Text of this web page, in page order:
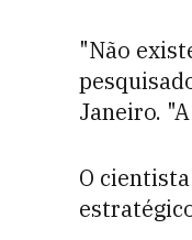
"Não
Janeiro.
O